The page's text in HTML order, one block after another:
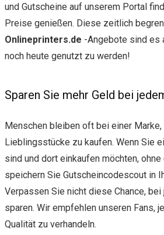
und Gutscheine auf unserem Portal
Preise genießen. Diese zeitlich
Onlineprinters.de -Angebote sind es
noch heute genutzt zu werden!
Sparen Sie mehr Geld bei
Menschen bleiben oft bei einer Marke,
Lieblingsstücke zu kaufen. Wenn Sie
sind und dort einkaufen möchten,
speichern Sie Gutscheincodescout in
Verpassen Sie nicht diese Chance,
sparen. Wir empfehlen unseren Fans,
Qualität zu verhandeln.